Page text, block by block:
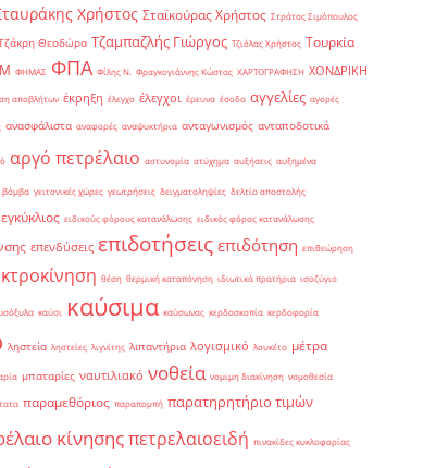
Χρήστος Σταϊκούρας Χρήστος Στράτος Σιμόπουλος
Θεοδώρα Τζαμπαζλής Γιώργος Τζιόλας Χρήστος Τουρκία
ΦΗΜΑΣ ΦΠΑ Φίλης Ν. Φραγκογιάννης Κώστας ΧΑΡΤΟΓΡΑΦΗΣΗ ΧΟΝΔΡΙΚΗ
αποβλήτων έκρηξη έλεγχο έλεγχοι έρευνα έσοδα αγγελίες αγορές
ανασφάλιστα αναφορές αναψυκτήρια ανταγωνισμός ανταποδοτικά
αργό πετρέλαιο αστυνομία ατύχημα αυξήσεις αυξημένα
βόμβα γειτονικές χώρες γεωτρήσεις δειγματοληψίες δελτίο αποστολής
εγκύκλιος ειδικούς φόρους κατανάλωσης ειδικός φόρος κατανάλωσης
επενδύσεις επιδοτήσεις επιδότηση επιθεώρηση
θέση θερμική καταπόνηση ιδιωτικά πρατήρια ισοζύγιο
καύσι καύσιμα καύσωνας κερδοσκοπία κερδοφορία
ληστεία ληστείες λιγνίτης λιπαντήρια λογισμικό λουκέτο μέτρα
μπαταρίες ναυτιλιακό νοθεία νομιμη διακίνηση νομοθεσία
παραμεθόριος παραπομπή παρατηρητήριο τιμών
κίνησηςπετρελαιοειδή πινακίδες κυκλοφορίας